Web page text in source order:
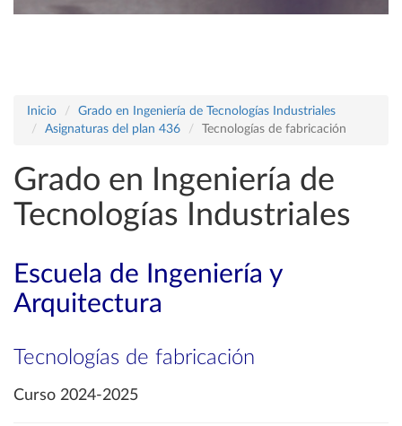
Inicio
Grado en Ingeniería de Tecnologías Industriales
Asignaturas del plan 436
Tecnologías de fabricación
Grado en Ingeniería de
Tecnologías Industriales
Escuela de Ingeniería y
Arquitectura
Tecnologías de fabricación
Curso 2024-2025